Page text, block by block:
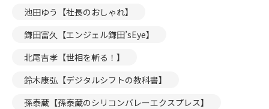
池田ゆう【社長のおしゃれ】
鎌田富久【エンジェル鎌田’sEye】
北尾吉孝【世相を斬る！】
鈴木康弘【デジタルシフトの教科書】
孫泰蔵【孫泰蔵のシリコンバレーエクスプレス】